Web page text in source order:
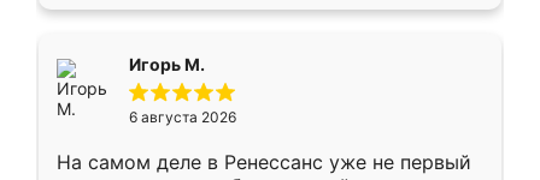
Игорь М.
6 августа 2026
На самом деле в Ренессанс уже не первый